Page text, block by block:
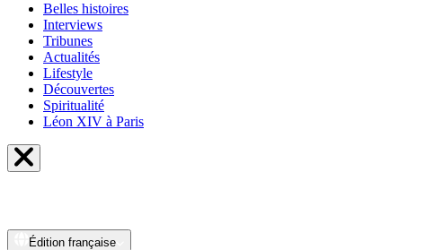
Belles histoires
Interviews
Tribunes
Actualités
Lifestyle
Découvertes
Spiritualité
Léon XIV à Paris
Édition française